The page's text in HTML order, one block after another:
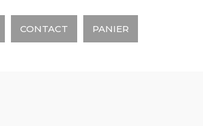
CONTACT PANIER